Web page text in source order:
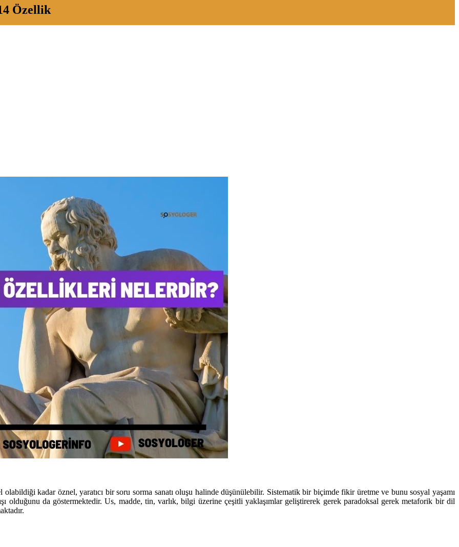
Özellik
olabildiği kadar öznel, yaratıcı bir soru sorma sanatı oluşu halinde düşünülebilir. Sistematik bir biçimde fikir üretme ve bunu sosyal yaşamı
olduğunu da göstermektedir. Us, madde, tin, varlık, bilgi üzerine çeşitli yaklaşımlar geliştirerek gerek paradoksal gerek metaforik bir dil